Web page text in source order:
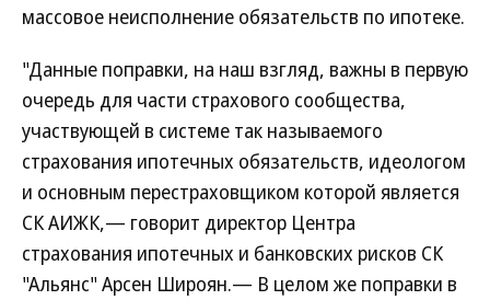
массовое неисполнение обязательств по ипотеке.
"Данные поправки, на наш взгляд, важны в первую
очередь для части страхового сообщества,
участвующей в системе так называемого
страхования ипотечных обязательств, идеологом
и основным перестраховщиком которой является
СК АИЖК,— говорит директор Центра
страхования ипотечных и банковских рисков СК
"Альянс" Арсен Широян.— В целом же поправки в